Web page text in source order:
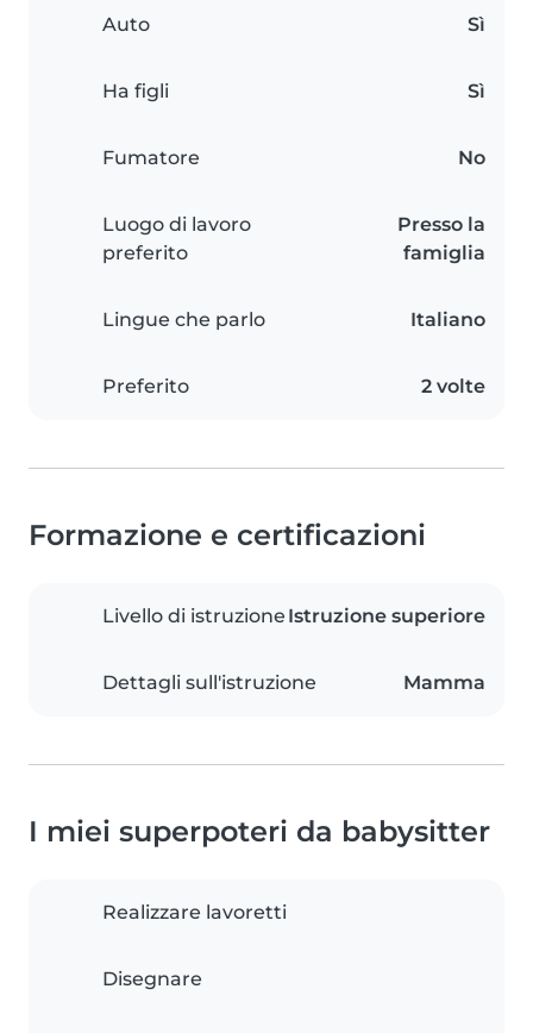
Auto Sì
Ha figli Sì
Fumatore No
Luogo di lavoro
preferito
Presso la
famiglia
Lingue che parlo Italiano
Preferito 2 volte
Formazione e certificazioni
Livello di istruzione Istruzione superiore
Dettagli sull'istruzione Mamma
I miei superpoteri da babysitter
Realizzare lavoretti
Disegnare